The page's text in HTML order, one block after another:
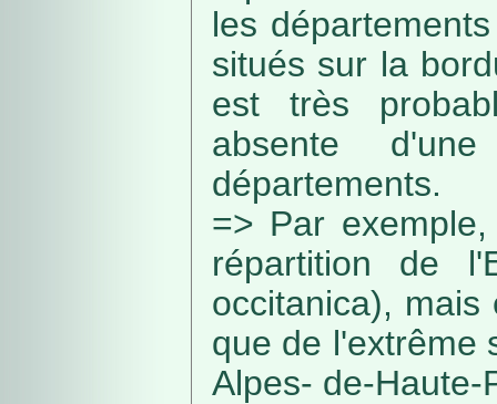
les
situés sur la
est très
absente
départements.
=> Par
répartition de
occitanica),
que de l'extrême
Alpes- de-Haute-